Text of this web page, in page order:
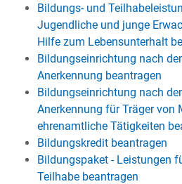
Bildungs- und
Jugendliche und junge
Hilfe zum Lebensunterhalt
Bildungseinrichtung nach
Anerkennung beantragen
Bildungseinrichtung nach
Anerkennung für Träger von
ehrenamtliche Tätigkeiten
Bildungskredit beantragen
Bildungspaket - Leistungen
Teilhabe beantragen